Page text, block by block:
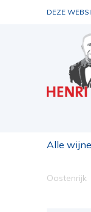
DEZE
Alle
Oostenrijk